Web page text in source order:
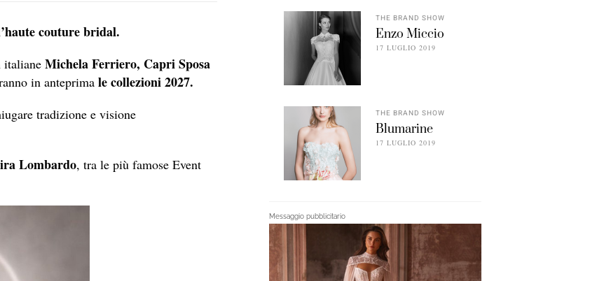
couture bridal.
italiane Michela Ferriero, Capri Sposa
in anteprima le collezioni 2027.
tradizione e visione
Lombardo, tra le più famose Event
THE BRAND SHOW
Enzo Miccio
17 LUGLIO 2019
THE BRAND SHOW
Blumarine
17 LUGLIO 2019
Messaggio pubblicitario